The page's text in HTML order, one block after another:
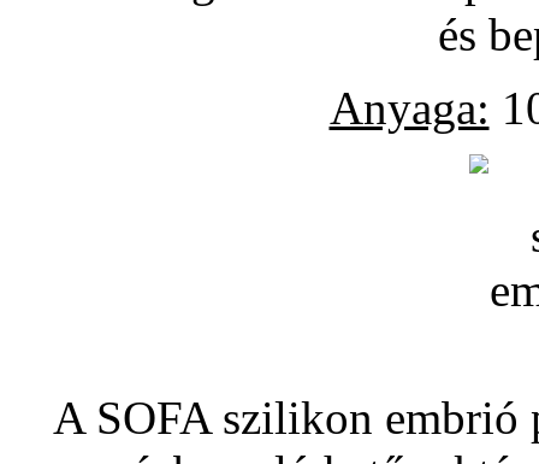
és
Anyaga:
A SOFA szilikon embrió